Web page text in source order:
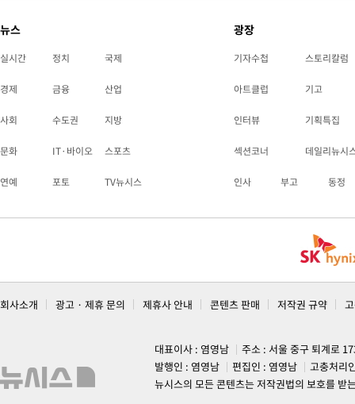
뉴스
실시간 정치 국제
경제 금융 산업
사회 수도권 지방
문화 IT·바이오 스포츠
연예 포토 TV뉴시스
광장
기자수첩 스토리칼럼
아트클럽 기고
인터뷰 기획특집
섹션코너 데일리뉴시
인사 부고 동정
회사소개 광고 · 제휴 문의 제휴사 안내 콘텐츠 판매 저작권 규약
대표이사 : 염영남
주소 : 서울 중구 퇴계로
발행인 : 염영남
편집인 : 염영남
고충처리
뉴시스의 모든 콘텐츠는 저작권법의 보호를